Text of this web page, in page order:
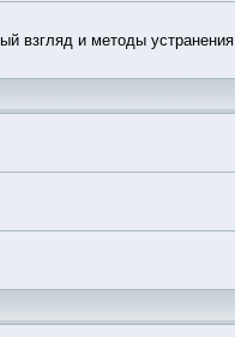
взгляд и методы устранения